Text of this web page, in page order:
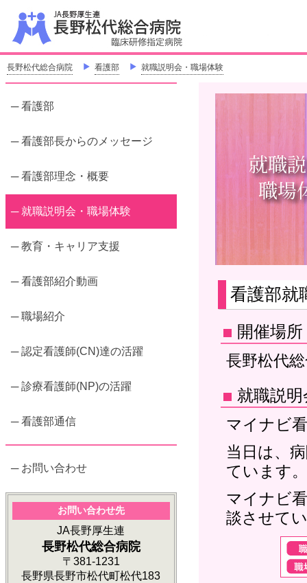
長野松代総合病院 ＞
看護部 ＞
就職説明会・職場体験
看護部就
開催場所
長野松代
就職説
マイナビ
当日は、
ています
マイナビ
談させて
─ 看護部
─ 看護部長からのメッセージ
─ 看護部理念・概要
─ 就職説明会・職場体験
─ 教育・キャリア支援
─ 看護部紹介動画
─ 職場紹介
─ 認定看護師(CN)達の活躍
─ 診療看護師(NP)の活躍
─ 看護部通信
─ お問い合わせ
お問い合わせ先
JA長野厚生連
長野松代総合病院
〒381-1231
長野県長野市松代町松代183